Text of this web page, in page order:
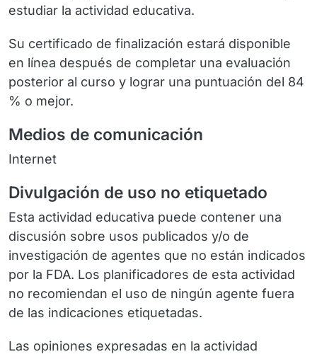
estudiar la actividad educativa.
Su certificado de finalización estará disponible
en línea después de completar una evaluación
posterior al curso y lograr una puntuación del 84
% o mejor.
Medios de comunicación
Internet
Divulgación de uso no etiquetado
Esta actividad educativa puede contener una
discusión sobre usos publicados y/o de
investigación de agentes que no están indicados
por la FDA. Los planificadores de esta actividad
no recomiendan el uso de ningún agente fuera
de las indicaciones etiquetadas.
Las opiniones expresadas en la actividad